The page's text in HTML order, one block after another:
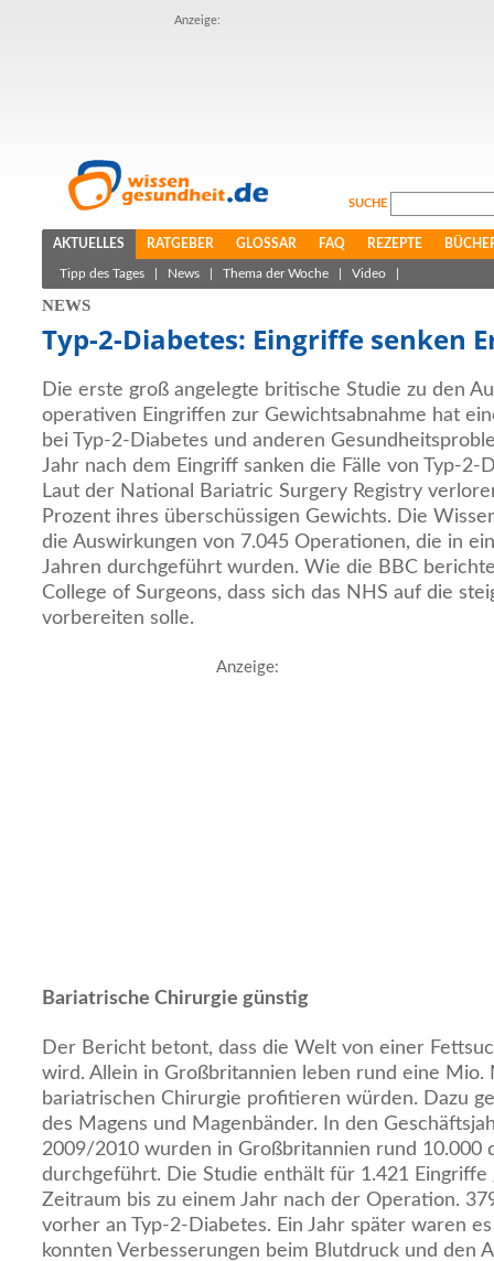
Anzeige:
SUCHE
AKTUELLES RATGEBER GLOSSAR FAQ REZEPTE
Tipp des Tages News Thema der Woche Video
NEWS
Typ-2-Diabetes: Eingriffe senken
Die erste groß angelegte britische Studie zu den
operativen Eingriffen zur Gewichtsabnahme hat
bei Typ-2-Diabetes und anderen
Jahr nach dem Eingriff sanken die Fälle von Typ-2-
Laut der National Bariatric Surgery Registry
Prozent ihres überschüssigen Gewichts. Die
die Auswirkungen von 7.045 Operationen, die in
Jahren durchgeführt wurden. Wie die BBC
College of Surgeons, dass sich das NHS auf die
vorbereiten solle.
Anzeige:
Bariatrische Chirurgie günstig
Der Bericht betont, dass die Welt von einer
wird. Allein in Großbritannien leben rund eine Mio.
bariatrischen Chirurgie profitieren würden. Dazu
des Magens und Magenbänder. In den
2009/2010 wurden in Großbritannien rund 10.000
durchgeführt. Die Studie enthält für 1.421
Zeitraum bis zu einem Jahr nach der Operation.
vorher an Typ-2-Diabetes. Ein Jahr später waren
konnten Verbesserungen beim Blutdruck und den